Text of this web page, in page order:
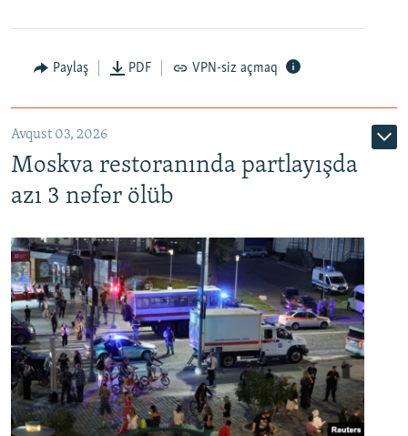
Paylaş PDF VPN-siz açmaq
Avqust 03, 2026
Moskva restoranında partlayışda
azı 3 nəfər ölüb